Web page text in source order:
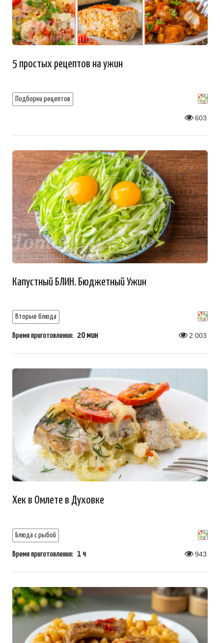
5 простых рецептов на ужин
Подборки рецептов
603
Капустный БЛИН. Бюджетный Ужин
Вторые блюда
Время приготовления: 20 мин 2 003
Хек в Омлете в Духовке
Блюда с рыбой
Время приготовления: 1 ч 943